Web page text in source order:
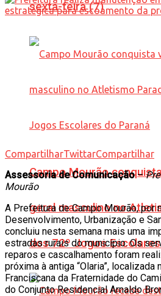
sexta-feira (7)
Campo Mourão
geral masculino no
dos 72º Jogos
CompartilharTwittarCompartilhar
Assessoria de Comunicação–
Mourão
A Prefeitura de Campo Mourão, por
Desenvolvimento, Urbanização e
concluiu nesta semana mais uma
estradas rurais do município. Os
reparos e cascalhamento foram
próxima à antiga “Olaria”, localizada
Franciscana da Fraternidade do
do Conjunto Residencial Arnaldo